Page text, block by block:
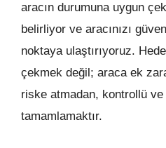
aracın durumuna uygun
belirliyor ve aracınızı
noktaya ulaştırıyoruz.
çekmek değil; araca ek
riske atmadan, kontrollü
tamamlamaktır.